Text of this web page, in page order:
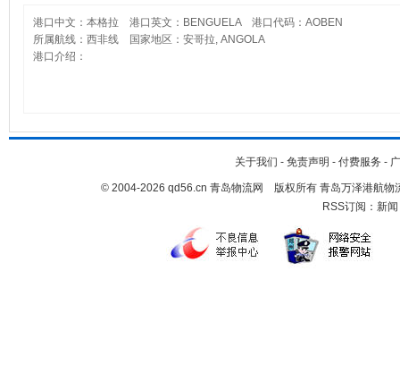
港口中文：本格拉 港口英文：BENGUELA 港口代码：AOBEN
所属航线：西非线 国家地区：安哥拉, ANGOLA
港口介绍：
关于我们 - 免责声明 - 付费服务 -
© 2004-2026 qd56.cn 青岛物流网 版权所有 青岛万泽港航物
RSS订阅： 新闻